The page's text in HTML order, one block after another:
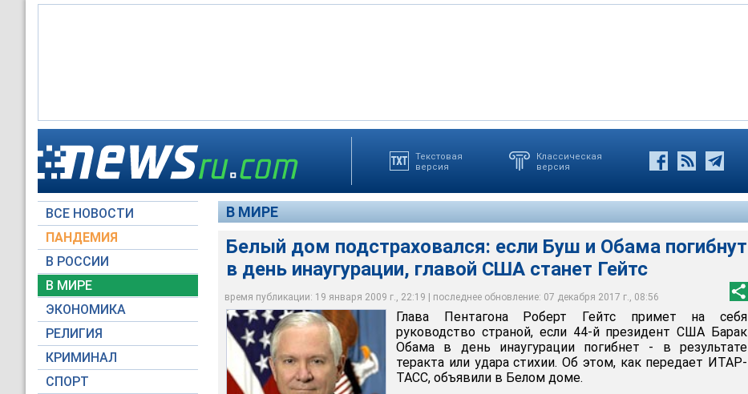
Текстовая
версия
Классическая
версия
ВСЕ НОВОСТИ
ПАНДЕМИЯ
В РОССИИ
В МИРЕ
ЭКОНОМИКА
РЕЛИГИЯ
КРИМИНАЛ
СПОРТ
В МИРЕ
Белый дом подстраховался: если Буш и Обама погибнут
в день инаугурации, главой США станет Гейтс
время публикации: 19 января 2009 г., 22:19 | последнее обновление: 07 декабря 2017 г., 08:56
Глава Пентагона Роберт Гейтс примет на себя руководство страной, если 44-й
президент США Барак Обама в день инаугурации погибнет - в результате теракта
или удара стихии
defenselink.mil
По словам пресс-секретаря президента Буша Даны Перино, Гейтс не будет
участвовать в инаугурационных мероприятиях в столице 20 января
whitehouse.gov
Гейтс - единственный из членов кабинета Буша, кому Обама предложил остаться на
своем посту и в его администрации. Поскольку Гейтс и так уже исполняет
обязанности министра, он не должен проходить через процедуру утверждения
сенатом Конгресса США
RTV International
Глава Пентагона Роберт Гейтс примет на себя
руководство страной, если 44-й президент США Барак
Обама в день инаугурации погибнет - в результате
теракта или удара стихии. Об этом, как передает ИТАР-
ТАСС, объявили в Белом доме.